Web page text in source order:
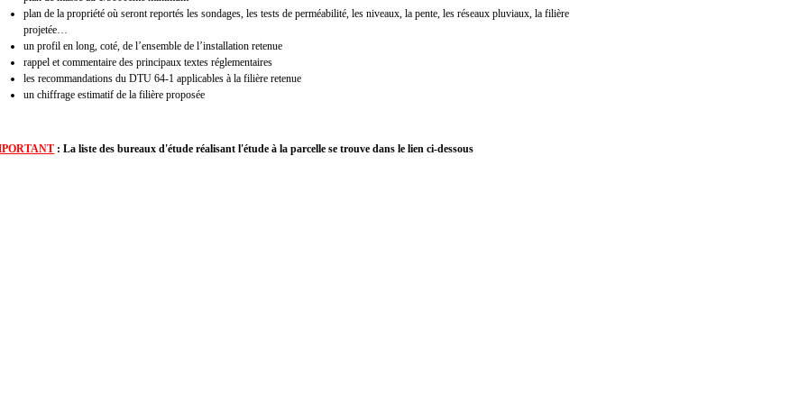
plan de la propriété où seront reportés les sondages, les tests de perméabilité, les niveaux, la pente, les réseaux pluviaux, la filière
projetée…
un profil en long, coté, de l’ensemble de l’installation retenue
rappel et commentaire des principaux textes réglementaires
les recommandations du DTU 64-1 applicables à la filière retenue
un chiffrage estimatif de la filière proposée
: La liste des bureaux d'étude réalisant l'étude à la parcelle se trouve dans le lien ci-dessous